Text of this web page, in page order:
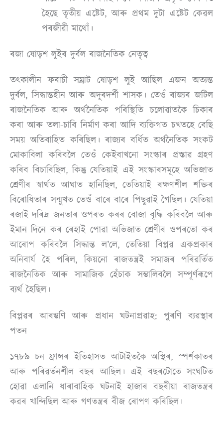
হৈছে তৃতীয় এষ্টেট, আৰু প্ৰথম দুটা এষ্টেট কেৱল
পৰজীৱী মাথোঁ।
ৰজা ষোড়শ লুইৰ দুৰ্বল ৰাজনৈতিক নেতৃত্ব
তৎকালীন ফৰাচী সম্ৰাট ষোড়শ লুই আছিল এজন অত্যন্ত
দুৰ্বল, সিদ্ধান্তহীন আৰু অদূৰদৰ্শী শাসক। তেওঁ ৰাজ্যৰ জটিল
ৰাজনৈতিক আৰু অৰ্থনৈতিক পৰিস্থিতি চলোৱাতকৈ চিকাৰ
কৰা আৰু তলা-চাবি নিৰ্মাণ কৰা আদি ব্যক্তিগত চখতহে বেছি
সময় অতিবাহিত কৰিছিল। ৰাজ্যৰ বৰ্ধিত অৰ্থনৈতিক সংকট
মোকাবিলা কৰিবলৈ তেওঁ কেইবাখনো সংস্কাৰ প্ৰস্তাৱ গ্ৰহণ
কৰিব বিচাৰিছিল, কিন্তু যেতিয়াই এই সংস্কাৰসমূহে অভিজাত
শ্ৰেণীৰ স্বাৰ্থত আঘাত হানিছিল, তেতিয়াই ৰক্ষণশীল শক্তিৰ
বিৰোধিতাৰ সন্মুখত তেওঁ বাৰে বাৰে পিছুৱাই গৈছিল। যেতিয়া
ৰজাই দৰিদ্ৰ জনতাৰ ওপৰত কৰৰ বোজা বৃদ্ধি কৰিবলৈ আৰু
ইমান দিনে কৰ ৰেহাই পোৱা অভিজাত শ্ৰেণীৰ ওপৰতো কৰ
আৰোপ কৰিবলৈ সিদ্ধান্ত ল’লে, তেতিয়া বিপ্লৱ একপ্ৰকাৰ
অনিবাৰ্য হৈ পৰিল, কিয়নো ৰাজতন্ত্ৰই সমাজৰ পৰিৱৰ্তিত
ৰাজনৈতিক আৰু সামাজিক হেঁচাক সম্ভালিবলৈ সম্পূৰ্ণৰূপে
ব্যৰ্থ হৈছিল।
বিপ্লৱৰ আৰম্ভণি আৰু প্ৰধান ঘটনাপ্ৰৱাহ: পুৰণি ব্যৱস্থাৰ
পতন
১৭৮৯ চন ফ্ৰান্সৰ ইতিহাসত আটাইতকৈ অস্থিৰ, স্পৰ্শকাতৰ
আৰু পৰিৱৰ্তনশীল বছৰ আছিল। এই বছৰটোতে সংঘটিত
হোৱা এলানি ধাৰাবাহিক ঘটনাই হাজাৰ বছৰীয়া ৰাজতন্ত্ৰৰ
কৱৰ খান্দিছিল আৰু গণতন্ত্ৰৰ বীজ ৰোপণ কৰিছিল।